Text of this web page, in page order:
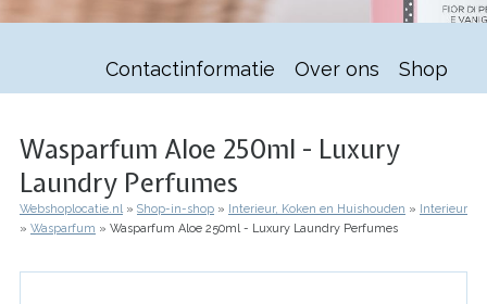
l
Contactinformatie Over ons Shop
Wasparfum Aloe 250ml - Luxury
Laundry Perfumes
Kruimelpad
Webshoplocatie.nl Shop-in-shop Interieur, Koken en Huishouden
Interieur
Wasparfum
Wasparfum Aloe 250ml - Luxury Laundry Perfumes